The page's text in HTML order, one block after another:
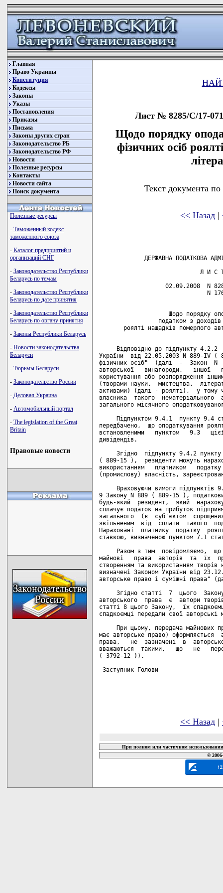
Главная
Право Украины
Конституция
Кодексы
Законы
Указы
Постановления
Приказы
Письма
Законы других стран
Законодательство РБ
Законодательство РФ
Новости
Полезные ресурсы
Контакты
Новости сайта
Поиск документа
Полезные ресурсы
- Таможенный кодекс
таможенного союза
- Каталог предприятий и
организаций СНГ
- Законодательство Республики
Беларусь по темам
- Законодательство Республики
Беларусь по дате принятия
- Законодательство Республики
Беларусь по органу принятия
- Законы Республики Беларусь
- Новости законодательства
Беларуси
- Тюрьмы Беларуси
- Законодательство России
- Деловая Украина
- Автомобильный портал
- The legislation of the Great
Britain
Правовые новости
Лист № 8285/С/17-
Щодо порядку
фізичних осіб
Текст документа
<< Назад |
ДЕРЖАВНА ПОДАТКОВА
Л И С
02.09.2008  N
N
Щодо порядку
податком з
роялті нащадків померлого
Відповідно до підпункту 4.2.2
України  від 22.05.2003 N 889-IV (
фізичних осіб"  (далі  -  Закон
авторської   винагороди,   іншої
користування або розпорядження
(творами науки,  мистецтва,
активами) (далі - роялті),  у тому
власника  такого  нематеріального
загального місячного
Підпунктом 9.4.1  пункту 9.4
передбачено,  що оподаткування
встановленими   пунктом   9.3
дивідендів.
Згідно  підпункту 9.4.2
( 889-15 ),  резиденти можуть
використанням   платником
(промислову) власність,
Враховуючи вимоги підпунктів
9 Закону N 889 ( 889-15 ),
будь-який  резидент,  який
сплачує податок на прибуток
загального  (є  суб'єктом
звільненим  від  сплати  такого
Нараховані  платнику  податку
ставкою, визначеною пунктом 7.1
Разом з тим  повідомляємо,
майнові   права  авторів  та  їх
створенням та використанням
визначені Законом України від
авторське право і суміжні права"
Згідно статті  7  цього
авторського  права  є  автори
статті 8 цього Закону,  їх
спадкоємці передали свої авторські
При цьому, передача майнових
має авторське право) оформляється
права,   не  зазначені  в
вважаються  такими,   що   не
( 3792-12 )).
Заступник Голови
<< Назад |
При полном или частичном
©